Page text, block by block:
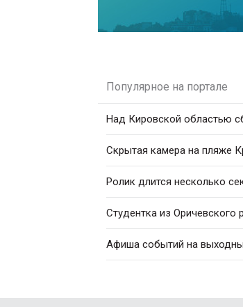
Популярное на портале
Над Кировской областью
Скрытая камера на пляже
Ролик длится несколько
Студентка из Оричевского
Афиша событий на